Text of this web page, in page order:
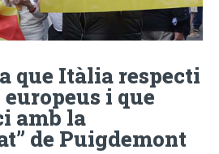
que Itàlia respecti
i que
amb la
de Puigdemont